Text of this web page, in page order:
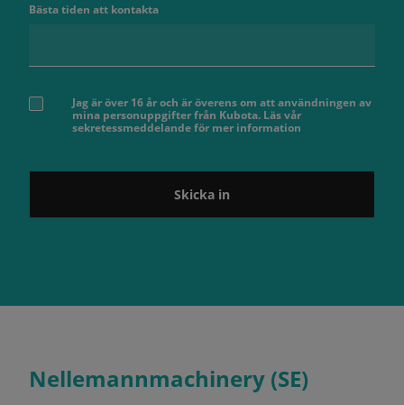
Bästa tiden att kontakta
Jag är över 16 år och är överens om att användningen av
mina personuppgifter från Kubota. Läs vår
sekretessmeddelande för mer information
Skicka in
Nellemannmachinery (SE)